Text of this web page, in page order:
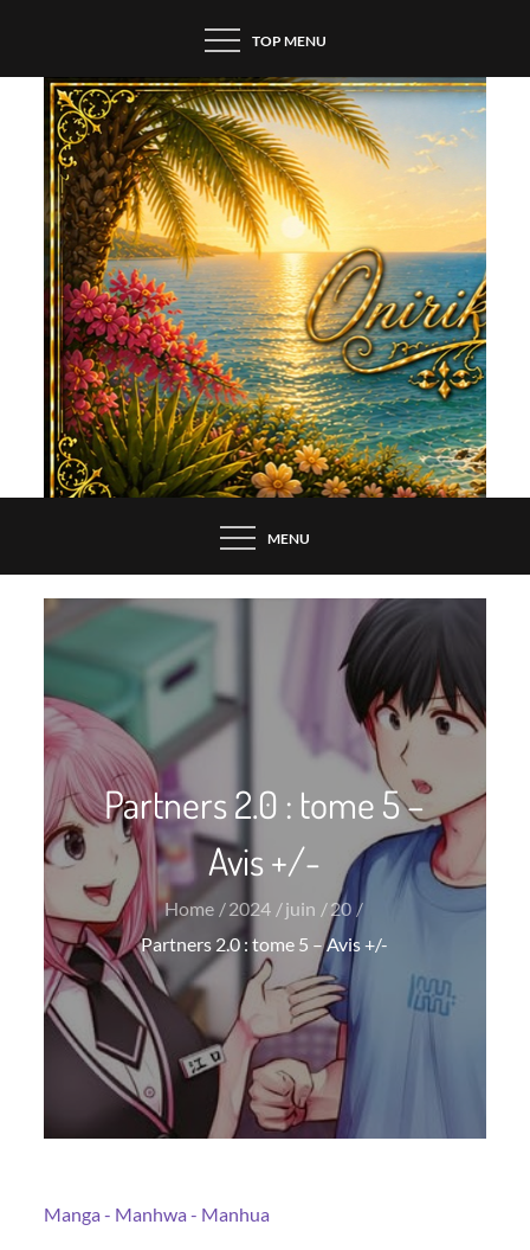
content
TOP MENU
MENU
Partners 2.0 : tome 5 –
Avis +/-
Home 2024 juin
20
Partners 2.0 : tome 5 – Avis +/-
Manga - Manhwa - Manhua